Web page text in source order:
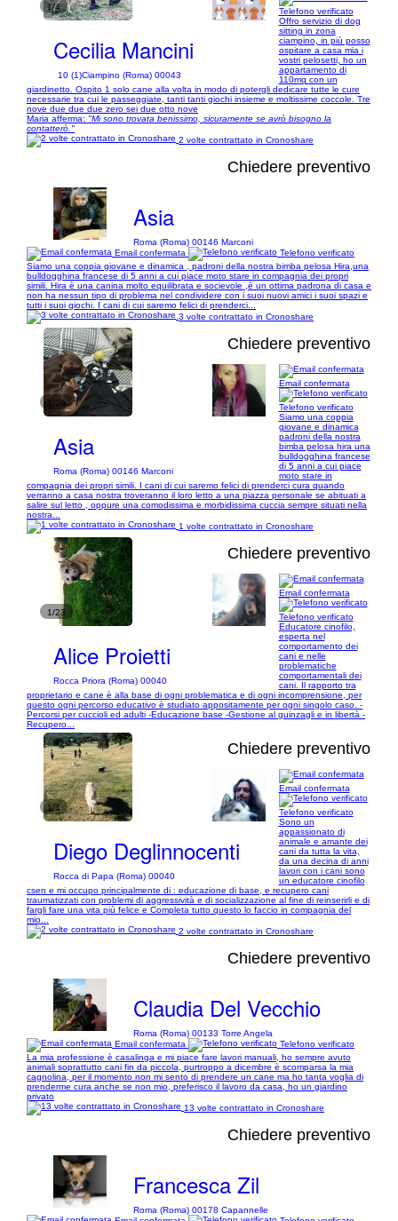
1/4
Cecilia Mancini
10 (1)Ciampino (Roma) 00043
Telefono verificato
Offro servizio di dog
sitting in zona
ciampino, in più posso
ospitare a casa mia i
vostri pelosetti, ho un
appartamento di
110mq con un
giardinetto. Ospito 1 solo cane alla volta in modo di potergli dedicare tutte le cure
necessarie tra cui le passeggiate, tanti tanti giochi insieme e moltissime coccole. Tre
nove due due due zero sei due otto nove
Maria afferma: "Mi sono trovata benissimo, sicuramente se avrò bisogno la
contatterò."
2 volte contrattato in Cronoshare
Chiedere preventivo
Asia
Roma (Roma) 00146 Marconi
Email confermata
Telefono verificato
Siamo una coppia giovane e dinamica , padroni della nostra bimba pelosa Hira,una
bulldogghina francese di 5 anni a cui piace moto stare in compagnia dei propri
simili. Hira è una canina molto equilibrata e socievole ,è un ottima padrona di casa e
non ha nessun tipo di problema nel condividere con i suoi nuovi amici i suoi spazi e
tutti i suoi giochi. I cani di cui saremo felici di prenderci...
3 volte contrattato in Cronoshare
1/26
Chiedere preventivo
Asia
Roma (Roma) 00146 Marconi
Email confermata
Telefono verificato
Siamo una coppia
giovane e dinamica
padroni della nostra
bimba pelosa hira una
bulldogghina francese
di 5 anni a cui piace
moto stare in
compagnia dei propri simili. I cani di cui saremo felici di prenderci cura quando
verranno a casa nostra troveranno il loro letto a una piazza personale se abituati a
salire sul letto , oppure una comodissima e morbidissima cuccia sempre situati nella
nostra...
1 volte contrattato in Cronoshare
1/23
Chiedere preventivo
Alice Proietti
Rocca Priora (Roma) 00040
Email confermata
Telefono verificato
Educatore cinofilo,
esperta nel
comportamento dei
cani e nelle
problematiche
comportamentali dei
cani. Il rapporto tra
proprietario e cane è alla base di ogni problematica e di ogni incomprensione, per
questo ogni percorso educativo è studiato appositamente per ogni singolo caso. -
Percorsi per cuccioli ed adulti -Educazione base -Gestione al guinzagli e in libertà -
Recupero...
1/4
Chiedere preventivo
Diego Deglinnocenti
Rocca di Papa (Roma) 00040
Email confermata
Telefono verificato
Sono un
appassionato di
animale e amante dei
cani da tutta la vita,
da una decina di anni
lavori con i cani sono
un educatore cinofilo
csen e mi occupo principalmente di : educazione di base, e recupero cani
traumatizzati con problemi di aggressività e di socializzazione al fine di reinserirli e di
fargli fare una vita più felice e Completa tutto questo lo faccio in compagnia del
mio...
2 volte contrattato in Cronoshare
Chiedere preventivo
Claudia Del Vecchio
Roma (Roma) 00133 Torre Angela
Email confermata
Telefono verificato
La mia professione è casalinga e mi piace fare lavori manuali, ho sempre avuto
animali soprattutto cani fin da piccola, purtroppo a dicembre è scomparsa la mia
cagnolina, per il momento non mi sento di prendere un cane ma ho tanta voglia di
prenderme cura anche se non mio, preferisco il lavoro da casa, ho un giardino
privato
13 volte contrattato in Cronoshare
Chiedere preventivo
Francesca Zil
Roma (Roma) 00178 Capannelle